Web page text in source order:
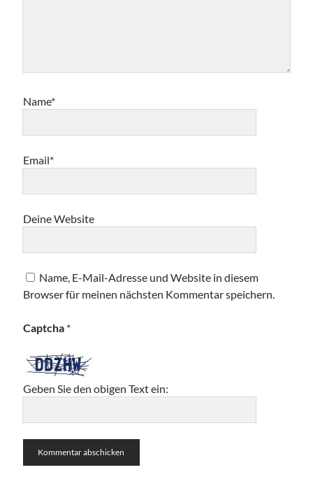
Name*
Email*
Deine Website
Name, E-Mail-Adresse und Website in diesem
Browser für meinen nächsten Kommentar speichern.
Captcha *
Geben Sie den obigen Text ein: